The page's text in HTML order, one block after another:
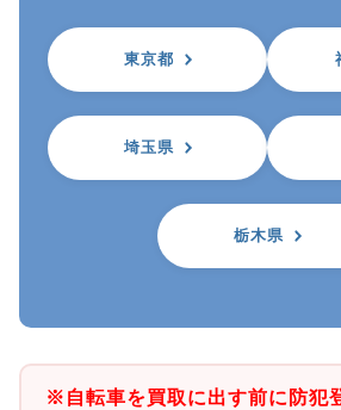
東京都
埼玉県
栃木県
※自転車を買取に出す前に防犯